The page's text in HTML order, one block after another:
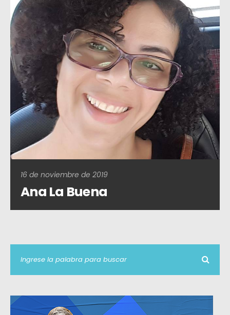
16 de noviembre de 2019
Ana La Buena